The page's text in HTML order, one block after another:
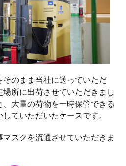
のまま当社に送っていただ
所に出荷させていただきまし
大量の荷物を一時保管できる
ていただいたケースです。
スクを流通させていただきま